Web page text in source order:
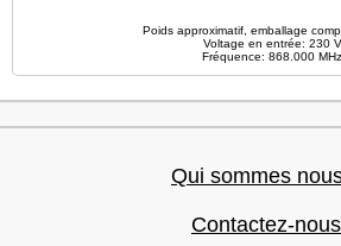
Poids approximatif, emballage
Voltage en entrée: 230 V
Fréquence: 868.000 MHz
Qui sommes
Contactez-nous